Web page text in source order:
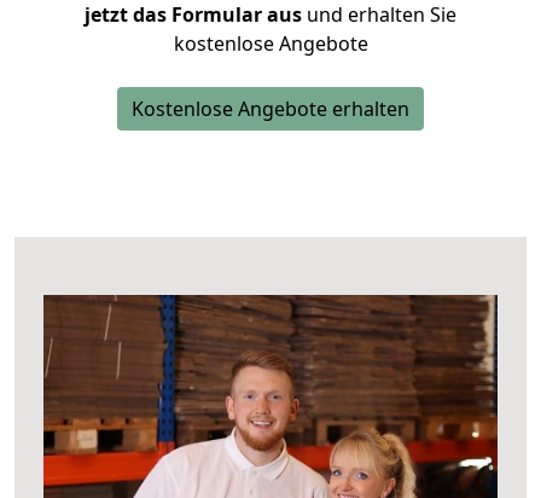
jetzt das Formular aus und erhalten Sie
kostenlose Angebote
Kostenlose Angebote erhalten